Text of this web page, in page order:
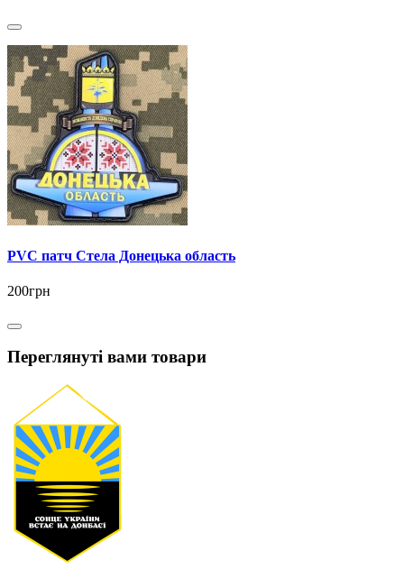
PVC патч Стела Донецька область
200грн
Переглянуті вами товари